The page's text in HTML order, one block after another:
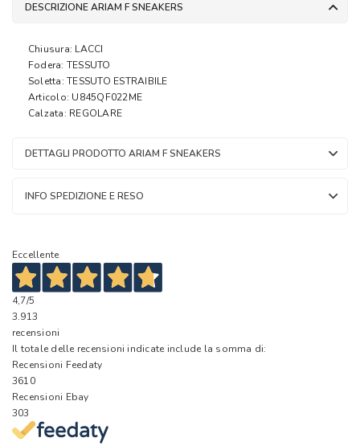
DESCRIZIONE ARIAM F SNEAKERS
Chiusura: LACCI
Fodera: TESSUTO
Soletta: TESSUTO ESTRAIBILE
Articolo: U845QF022ME
Calzata: REGOLARE
DETTAGLI PRODOTTO ARIAM F SNEAKERS
INFO SPEDIZIONE E RESO
Eccellente
4,7/5
3.913
recensioni
Il totale delle recensioni indicate include la somma di:
Recensioni Feedaty
3610
Recensioni Ebay
303